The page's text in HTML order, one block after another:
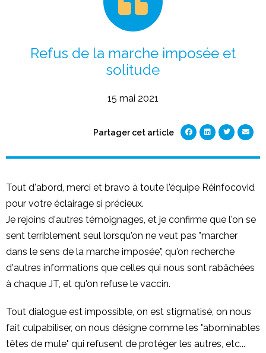
Refus de la marche imposée et
solitude
15 mai 2021
Partager cet article
Tout d'abord, merci et bravo à toute l'équipe Réinfocovid
pour votre éclairage si précieux.
Je rejoins d'autres témoignages, et je confirme que l'on se
sent terriblement seul lorsqu'on ne veut pas "marcher
dans le sens de la marche imposée", qu'on recherche
d'autres informations que celles qui nous sont rabâchées
à chaque JT, et qu'on refuse le vaccin.
Tout dialogue est impossible, on est stigmatisé, on nous
fait culpabiliser, on nous désigne comme les "abominables
têtes de mule" qui refusent de protéger les autres, etc...